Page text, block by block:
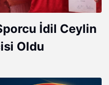
İdil Ceylin
Oldu